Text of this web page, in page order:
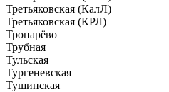
Третьяковская (КалЛ)
Третьяковская (КРЛ)
Тропарёво
Трубная
Тульская
Тургеневская
Тушинская